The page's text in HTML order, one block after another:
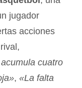
jugador
acciones
cuatro
, «La falta